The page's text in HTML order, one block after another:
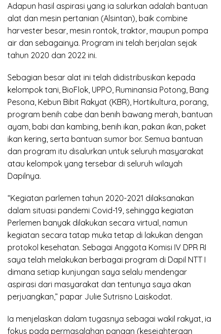
Adapun hasil aspirasi yang ia salurkan adalah bantuan
alat dan mesin pertanian (Alsintan), baik combine
harvester besar, mesin rontok, traktor, maupun pompa
air dan sebagainya. Program ini telah berjalan sejak
tahun 2020 dan 2022 ini.
Sebagian besar alat ini telah didistribusikan kepada
kelompok tani, BioFlok, UPPO, Ruminansia Potong, Bang
Pesona, Kebun Bibit Rakyat (KBR), Hortikultura, porang,
program benih cabe dan benih bawang merah, bantuan
ayam, babi dan kambing, benih ikan, pakan ikan, paket
ikan kering, serta bantuan sumor bor. Semua bantuan
dan program itu disalurkan untuk seluruh masyarakat
atau kelompok yang tersebar di seluruh wilayah
Dapilnya.
“Kegiatan parlemen tahun 2020-2021 dilaksanakan
dalam situasi pandemi Covid-19, sehingga kegiatan
Perlemen banyak dilakukan secara virtual, namun
kegiatan secara tatap muka tetap di lakukan dengan
protokol kesehatan. Sebagai Anggota Komisi IV DPR RI
saya telah melakukan berbagai program di Dapil NTT I
dimana setiap kunjungan saya selalu mendengar
aspirasi dari masyarakat dan tentunya saya akan
perjuangkan,” papar Julie Sutrisno Laiskodat.
Ia menjelaskan dalam tugasnya sebagai wakil rakyat, ia
fokus pada permasalahan pangan (kesejahteraan